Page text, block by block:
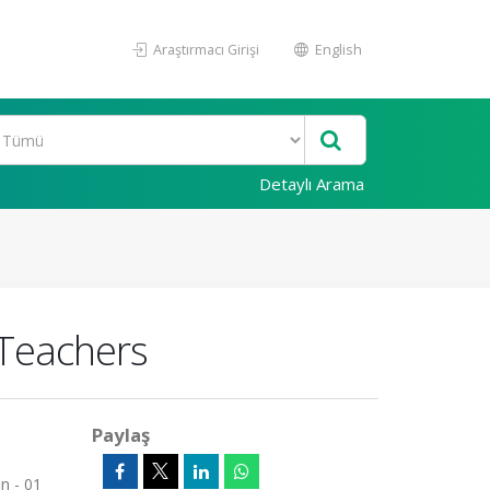
Araştırmacı Girişi English
Detaylı Arama
- 01
Paylaş